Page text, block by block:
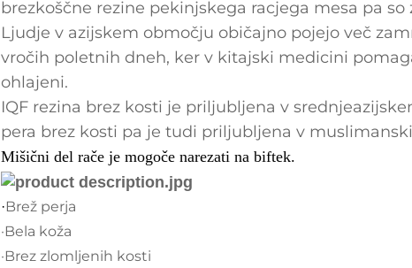
brezkoščne rezine pekinjskega racjega mesa pa
Ljudje v azijskem območju običajno pojejo več
vročih poletnih dneh, ker v kitajski medicini
ohlajeni.
IQF rezina brez kosti je priljubljena v
pera brez kosti pa je tudi priljubljena v
Mišični del rače je mogoče narezati na biftek.
·Brež perja
·Bela koža
·Brez zlomljenih kosti